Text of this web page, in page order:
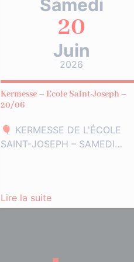
Samedi
20
Juin
2026
Kermesse – Ecole Saint-Joseph –
20/06
🎈 KERMESSE DE L'ÉCOLE
SAINT-JOSEPH – SAMEDI…
Lire la suite